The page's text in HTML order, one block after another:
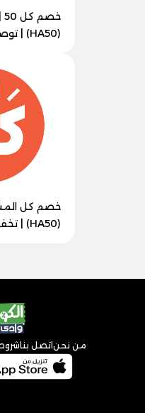
(HA50) | توصيل حتي المنزل
خصم كل
(HA50) | تخفيض 150 ر.س
من نحن اتصل بنا